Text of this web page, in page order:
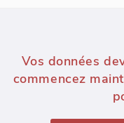
Vos données
commencez